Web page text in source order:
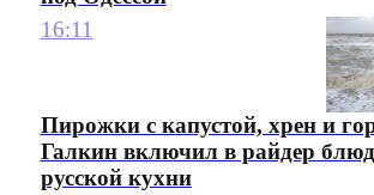
16:11
Пирожки с капустой, хрен и
Галкин включил в райдер
русской кухни